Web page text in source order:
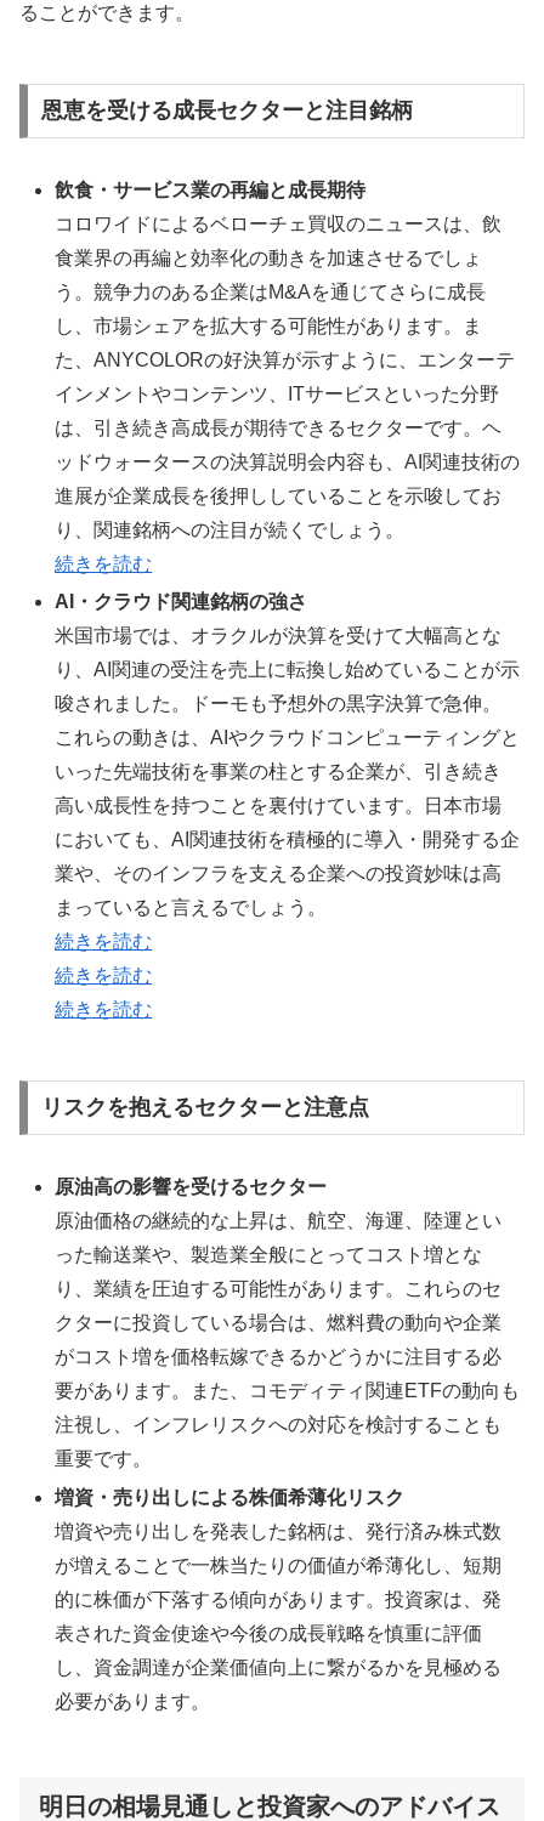
ることができます。
恩恵を受ける成長セクターと注目銘柄
飲食・サービス業の再編と成長期待
コロワイドによるベローチェ買収のニュースは、飲
食業界の再編と効率化の動きを加速させるでしょ
う。競争力のある企業はM&Aを通じてさらに成長
し、市場シェアを拡大する可能性があります。ま
た、ANYCOLORの好決算が示すように、エンターテ
インメントやコンテンツ、ITサービスといった分野
は、引き続き高成長が期待できるセクターです。ヘ
ッドウォータースの決算説明会内容も、AI関連技術の
進展が企業成長を後押ししていることを示唆してお
り、関連銘柄への注目が続くでしょう。
続きを読む
AI・クラウド関連銘柄の強さ
米国市場では、オラクルが決算を受けて大幅高とな
り、AI関連の受注を売上に転換し始めていることが示
唆されました。ドーモも予想外の黒字決算で急伸。
これらの動きは、AIやクラウドコンピューティングと
いった先端技術を事業の柱とする企業が、引き続き
高い成長性を持つことを裏付けています。日本市場
においても、AI関連技術を積極的に導入・開発する企
業や、そのインフラを支える企業への投資妙味は高
まっていると言えるでしょう。
続きを読む
続きを読む
続きを読む
リスクを抱えるセクターと注意点
原油高の影響を受けるセクター
原油価格の継続的な上昇は、航空、海運、陸運とい
った輸送業や、製造業全般にとってコスト増とな
り、業績を圧迫する可能性があります。これらのセ
クターに投資している場合は、燃料費の動向や企業
がコスト増を価格転嫁できるかどうかに注目する必
要があります。また、コモディティ関連ETFの動向も
注視し、インフレリスクへの対応を検討することも
重要です。
増資・売り出しによる株価希薄化リスク
増資や売り出しを発表した銘柄は、発行済み株式数
が増えることで一株当たりの価値が希薄化し、短期
的に株価が下落する傾向があります。投資家は、発
表された資金使途や今後の成長戦略を慎重に評価
し、資金調達が企業価値向上に繋がるかを見極める
必要があります。
明日の相場見通しと投資家へのアドバイス